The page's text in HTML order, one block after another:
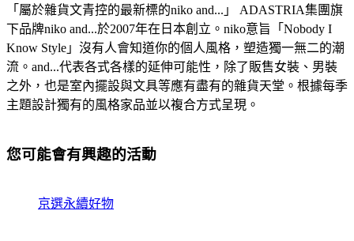
「屬於雜貨文青控的最新標的niko and...」 ADASTRIA集團旗
下品牌niko and...於2007年在日本創立。niko意旨「Nobody I
Know Style」沒有人會知道你的個人風格，塑造獨一無二的潮
流。and...代表各式各樣的延伸可能性，除了販售女裝、男裝
之外，也是室內擺設與文具等應有盡有的雜貨天堂。根據每季
主題設計獨有的風格家品並以複合方式呈現。
您可能會有興趣的活動
京選永續好物